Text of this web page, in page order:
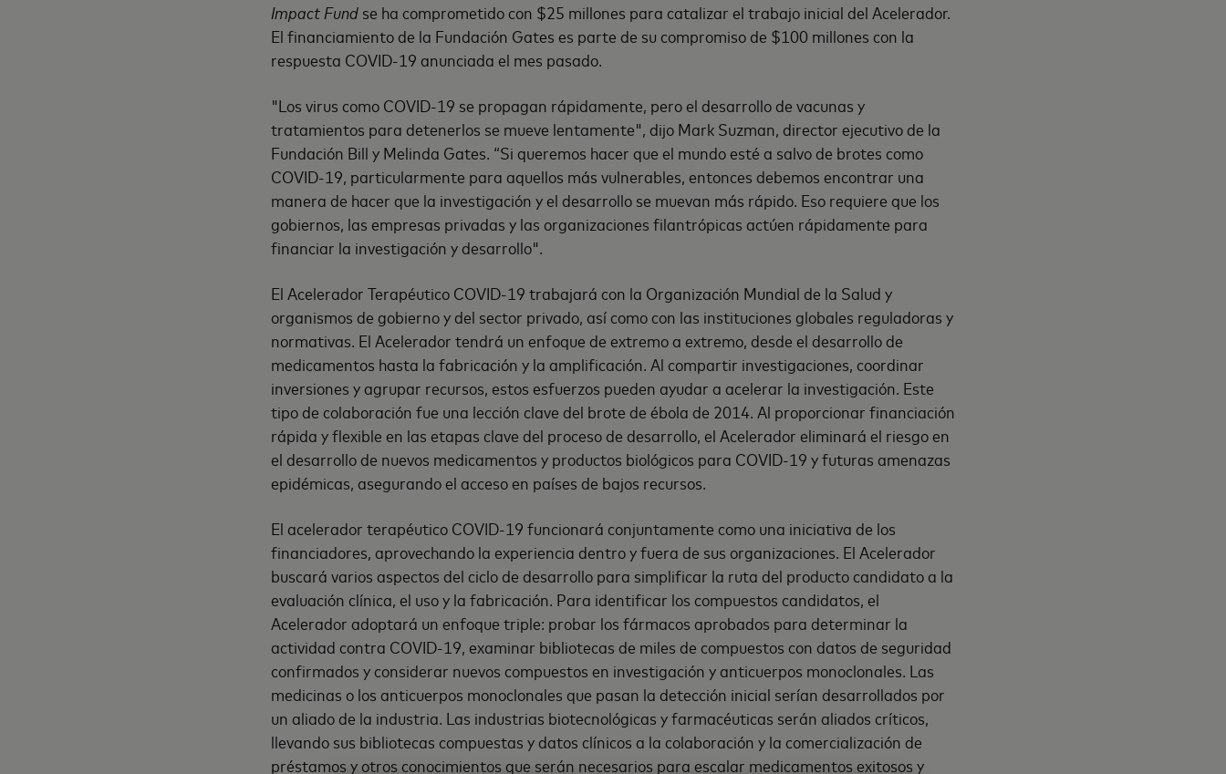
Impact Fund se ha comprometido con $25 millones para catalizar el trabajo inicial del Acelerador.
El financiamiento de la Fundación Gates es parte de su compromiso de $100 millones con la
respuesta COVID-19 anunciada el mes pasado.
"Los virus como COVID-19 se propagan rápidamente, pero el desarrollo de vacunas y
tratamientos para detenerlos se mueve lentamente", dijo Mark Suzman, director ejecutivo de la
Fundación Bill y Melinda Gates. “Si queremos hacer que el mundo esté a salvo de brotes como
COVID-19, particularmente para aquellos más vulnerables, entonces debemos encontrar una
manera de hacer que la investigación y el desarrollo se muevan más rápido. Eso requiere que los
gobiernos, las empresas privadas y las organizaciones filantrópicas actúen rápidamente para
financiar la investigación y desarrollo".
El Acelerador Terapéutico COVID-19 trabajará con la Organización Mundial de la Salud y
organismos de gobierno y del sector privado, así como con las instituciones globales reguladoras y
normativas. El Acelerador tendrá un enfoque de extremo a extremo, desde el desarrollo de
medicamentos hasta la fabricación y la amplificación. Al compartir investigaciones, coordinar
inversiones y agrupar recursos, estos esfuerzos pueden ayudar a acelerar la investigación. Este
tipo de colaboración fue una lección clave del brote de ébola de 2014. Al proporcionar financiación
rápida y flexible en las etapas clave del proceso de desarrollo, el Acelerador eliminará el riesgo en
el desarrollo de nuevos medicamentos y productos biológicos para COVID-19 y futuras amenazas
epidémicas, asegurando el acceso en países de bajos recursos.
El acelerador terapéutico COVID-19 funcionará conjuntamente como una iniciativa de los
financiadores, aprovechando la experiencia dentro y fuera de sus organizaciones. El Acelerador
buscará varios aspectos del ciclo de desarrollo para simplificar la ruta del producto candidato a la
evaluación clínica, el uso y la fabricación. Para identificar los compuestos candidatos, el
Acelerador adoptará un enfoque triple: probar los fármacos aprobados para determinar la
actividad contra COVID-19, examinar bibliotecas de miles de compuestos con datos de seguridad
confirmados y considerar nuevos compuestos en investigación y anticuerpos monoclonales. Las
medicinas o los anticuerpos monoclonales que pasan la detección inicial serían desarrollados por
un aliado de la industria. Las industrias biotecnológicas y farmacéuticas serán aliados críticos,
llevando sus bibliotecas compuestas y datos clínicos a la colaboración y la comercialización de
préstamos y otros conocimientos que serán necesarios para escalar medicamentos exitosos y